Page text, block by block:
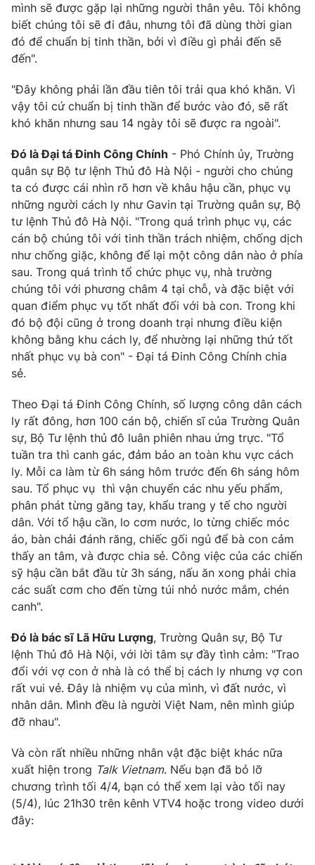
VTV Money VTV Thể thao
VTV Sức khoẻ
Thị trường 24h Tấm lòng Việt
VTV4 Vươn mình bằng AI
VTV9 VTV8
Liên hệ tòa soạn English
THỜI BÁO VTV
Theo dõi báo trên
Cơ quan chủ quản: Đài Truyền hình Việt Nam
Cơ quan báo chí:
Thời báo VTV
Giấy phép hoạt động báo in và báo điện tử số 483/GP-BTTTT
cấp ngày 29/12/2023
Tổng Biên tập: Vũ Thanh Thủy
Phó Tổng Biên tập:Nguyễn Thị Mỹ Hạnh, Phạm Quốc Thắng,
Nguyễn Trọng Ninh
Tổng đài VTV: 024.38 355 931 - 024.38 355 932
Ðiện thoại Thời báo VTV: 024.66 897 897
Email:toasoan@vtv.vn
Liên hệ quảng cáo:024-7300.7108
® Cấm sao chép dưới mọi hình thức nếu không có sự chấp
thuận bằng văn bản. Ghi rõ nguồn VTV.vn khi phát hành lại
thông tin từ website này.
mình sẽ được gặp lại những người thân yêu. Tôi không
biết chúng tôi sẽ đi đâu, nhưng tôi đã dùng thời gian
đó để chuẩn bị tinh thần, bởi vì điều gì phải đến sẽ
đến".
"Đây không phải lần đầu tiên tôi trải qua khó khăn. Vì
vậy tôi cứ chuẩn bị tinh thần để bước vào đó, sẽ rất
khó khăn nhưng sau 14 ngày tôi sẽ được ra ngoài".
Đó là Đại tá Đinh Công Chính - Phó Chính ủy, Trường
quân sự Bộ tư lệnh Thủ đô Hà Nội - người cho chúng
ta có được cái nhìn rõ hơn về khâu hậu cần, phục vụ
những người cách ly như Gavin tại Trường quân sự, Bộ
tư lệnh Thủ đô Hà Nội. "Trong quá trình phục vụ, các
cán bộ chúng tôi với tinh thần trách nhiệm, chống dịch
như chống giặc, không để lại một công dân nào ở phía
sau. Trong quá trình tổ chức phục vụ, nhà trường
chúng tôi với phương châm 4 tại chỗ, và đặc biệt với
quan điểm phục vụ tốt nhất đối với bà con. Trong khi
đó bộ đội cũng ở trong doanh trại nhưng điều kiện
không bằng khu cách ly, để nhường lại những thứ tốt
nhất phục vụ bà con" - Đại tá Đinh Công Chính chia
sẻ.
Theo Đại tá Đinh Công Chính, số lượng công dân cách
ly rất đông, hơn 100 cán bộ, chiến sĩ của Trường Quân
sự, Bộ Tư lệnh thủ đô luân phiên nhau ứng trực. "Tổ
tuần tra thì canh gác, đảm bảo an toàn khu vực cách
ly. Mỗi ca làm từ 6h sáng hôm trước đến 6h sáng hôm
sau. Tổ phục vụ thì vận chuyển các nhu yếu phẩm,
phân phát từng găng tay, khẩu trang y tế cho người
dân. Với tổ hậu cần, lo cơm nước, lo từng chiếc móc
áo, bàn chải đánh răng, chiếc gối ngủ để bà con cảm
thấy an tâm, và được chia sẻ. Công việc của các chiến
sỹ hậu cần bắt đầu từ 3h sáng, nấu ăn xong phải chia
các suất cơm cho đến từng túi nhỏ nước mắm, chén
canh".
Đó là bác sĩ Lã Hữu Lượng, Trường Quân sự, Bộ Tư
lệnh Thủ đô Hà Nội, với lời tâm sự đầy tình cảm: "Trao
đổi với vợ con ở nhà là có thể bị cách ly nhưng vợ con
rất vui vẻ. Đây là nhiệm vụ của mình, vì đất nước, vì
nhân dân. Mình đều là người Việt Nam, nên mình giúp
đỡ nhau".
Và còn rất nhiều những nhân vật đặc biệt khác nữa
xuất hiện trong Talk Vietnam. Nếu bạn đã bỏ lỡ
chương trình tối 4/4, bạn có thể xem lại vào tối nay
(5/4), lúc 21h30 trên kênh VTV4 hoặc trong video dưới
đây: